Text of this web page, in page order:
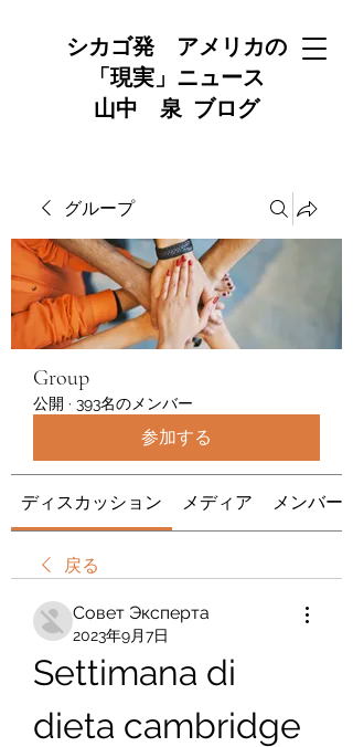
シカゴ発 アメリカの
「現実」ニュース
山中 泉 ブログ
グループ
Group
公開 · 393名のメンバー
参加する
ディスカッション メディア メンバー
戻る
Совет Эксперта
2023年9月7日
Settimana di
dieta cambridge